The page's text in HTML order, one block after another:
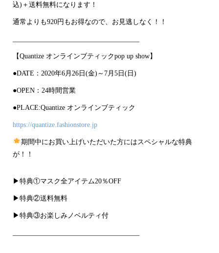
込)＋送料無料になります！
通常よりも920円もお得なので、お見逃しなく！！
【Quantize オンラインブティックpop up show】
●DATE：2020年6月26日(金)～7月5日(日)
●OPEN：24時間営業
●PLACE:Quantize オンラインブティック
https://quantize.fashionstore.jp
期間中にお買い上げいただいた方にはスペシャルな特典
が！！
▶︎特典①マスク全アイテム20％OFF
▶︎特典②送料無料
▶︎特典③お楽しみノベルティ付